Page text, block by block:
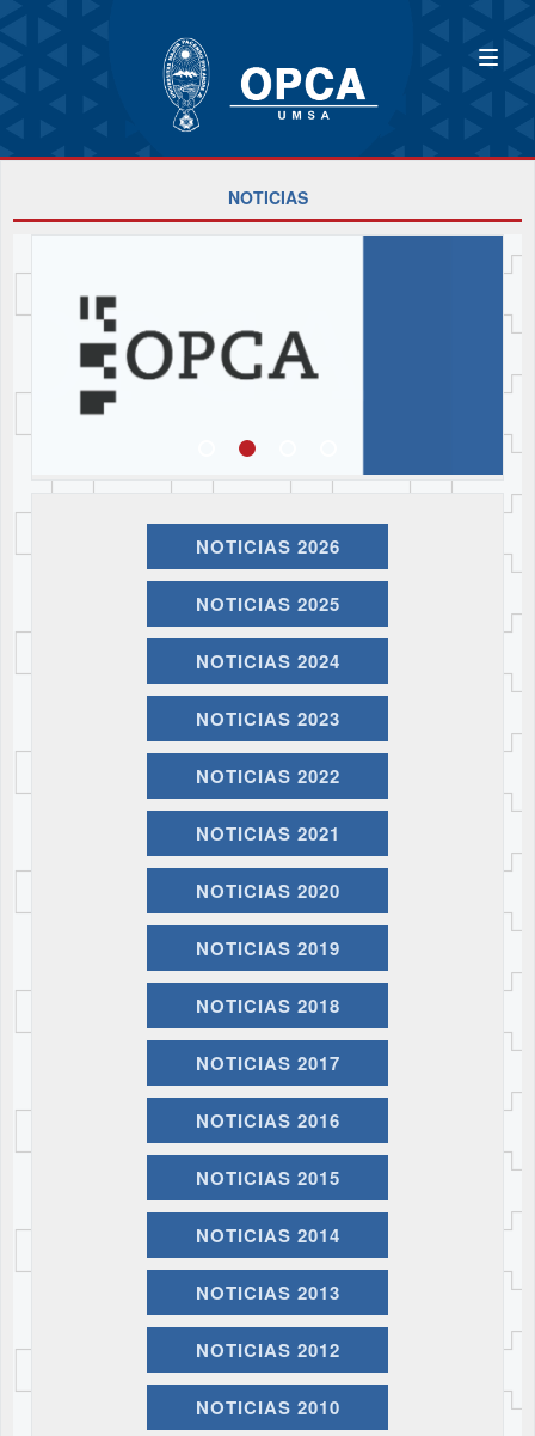
NOTICIAS
NOTICIAS 2026
NOTICIAS 2025
NOTICIAS 2024
NOTICIAS 2023
NOTICIAS 2022
NOTICIAS 2021
NOTICIAS 2020
NOTICIAS 2019
NOTICIAS 2018
NOTICIAS 2017
NOTICIAS 2016
NOTICIAS 2015
NOTICIAS 2014
NOTICIAS 2013
NOTICIAS 2012
NOTICIAS 2010